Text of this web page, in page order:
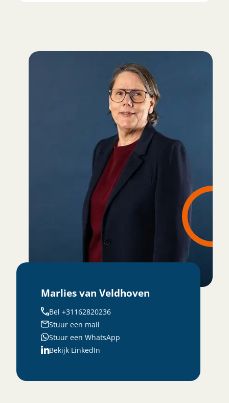
Marlies van Veldhoven
Bel +31162820236
Stuur een mail
Stuur een WhatsApp
Bekijk LinkedIn